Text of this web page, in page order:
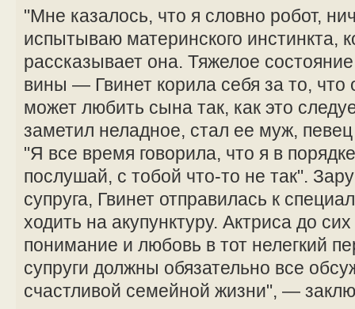
"Мне казалось, что я словно робот,
испытываю материнского инстинкта,
рассказывает она. Тяжелое
вины — Гвинет корила себя за то, что
может любить сына так, как это
заметил неладное, стал ее муж,
"Я все время говорила, что я в
послушай, с тобой что-то не так".
супруга, Гвинет отправилась к
ходить на акупунктуру. Актриса до
понимание и любовь в тот нелегкий
супруги должны обязательно все
счастливой семейной жизни", —